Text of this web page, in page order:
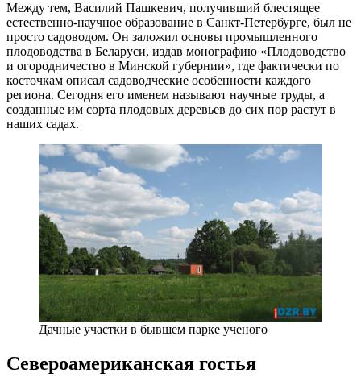
Между тем, Василий Пашкевич, получивший блестящее
естественно-научное образование в Санкт-Петербурге, был не
просто садоводом. Он заложил основы промышленного
плодоводства в Беларуси, издав монографию «Плодоводство
и огородничество в Минской губернии», где фактически по
косточкам описал садоводческие особенности каждого
региона. Сегодня его именем называют научные труды, а
созданные им сорта плодовых деревьев до сих пор растут в
наших садах.
Дачные участки в бывшем парке ученого
Североамериканская гостья